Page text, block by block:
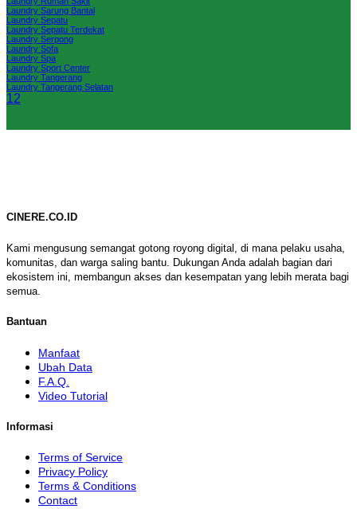
Laundry Sarung Bantal
Laundry Sepatu
Laundry Sepatu Terdekat
Laundry Serpong
Laundry Sofa
Laundry Spa
Laundry Sport Center
Laundry Tangerang
Laundry Tangerang Selatan
12
CINERE.CO.ID
Kami mengusung semangat gotong royong digital, di mana pelaku usaha,
komunitas, dan warga saling bantu. Dukungan Anda adalah bagian dari
ekosistem ini, membangun akses dan kesempatan yang lebih merata bagi
semua.
Bantuan
Manfaat
Ubah Data
F.A.Q.
Video Tutorial
Informasi
Terms of Service
Privacy Policy
Terms & Conditions
Contact